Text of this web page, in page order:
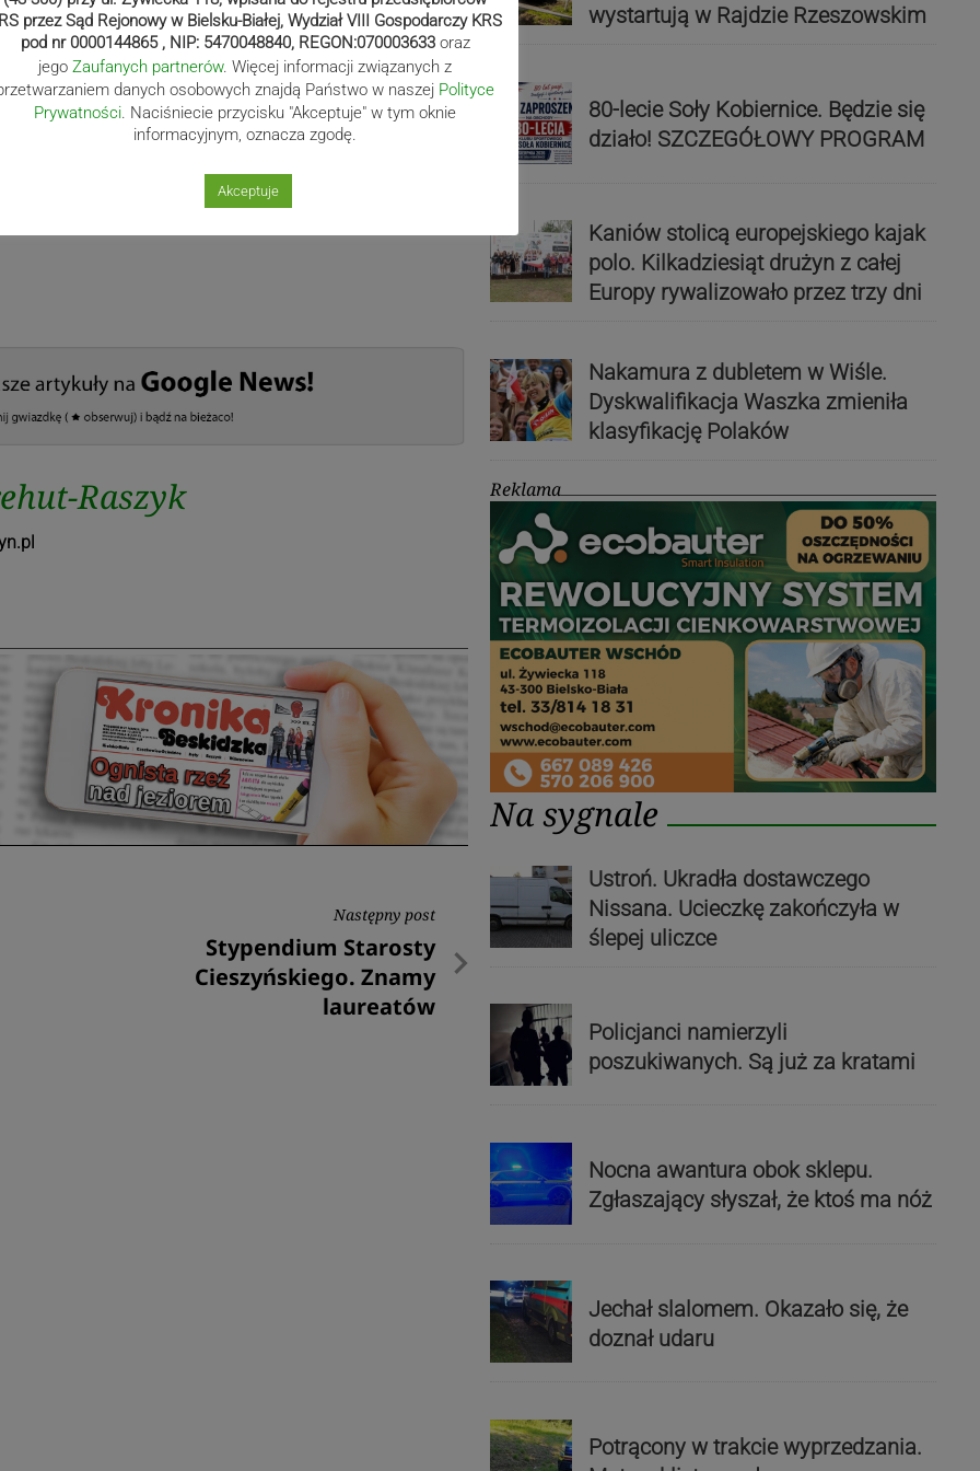
Raszyk
Następny post
Następny
post
Stypendium Starosty
Cieszyńskiego. Znamy
laureatów
wystartują w Rajdzie Rzeszowskim
80-lecie Soły Kobiernice. Będzie się
działo! SZCZEGÓŁOWY PROGRAM
Kaniów stolicą europejskiego kajak
polo. Kilkadziesiąt drużyn z całej
Europy rywalizowało przez trzy dni
Nakamura z dubletem w Wiśle.
Dyskwalifikacja Waszka zmieniła
klasyfikację Polaków
Reklama
Na sygnale
Ustroń. Ukradła dostawczego
Nissana. Ucieczkę zakończyła w
ślepej uliczce
Policjanci namierzyli
poszukiwanych. Są już za kratami
Nocna awantura obok sklepu.
Zgłaszający słyszał, że ktoś ma nóż
Jechał slalomem. Okazało się, że
doznał udaru
Potrącony w trakcie wyprzedzania.
przez Sąd Rejonowy w Bielsku-Białej, Wydział VIII Gospodarczy KRS
pod nr 0000144865 , NIP: 5470048840, REGON:070003633 oraz
jego Zaufanych partnerów. Więcej informacji związanych z
danych osobowych znajdą Państwo w naszej Polityce
Prywatności . Naciśniecie przycisku "Akceptuje" w tym oknie
informacyjnym, oznacza zgodę.
Akceptuje